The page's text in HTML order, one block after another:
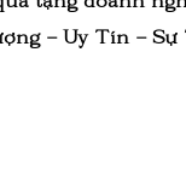
– Uy Tín –